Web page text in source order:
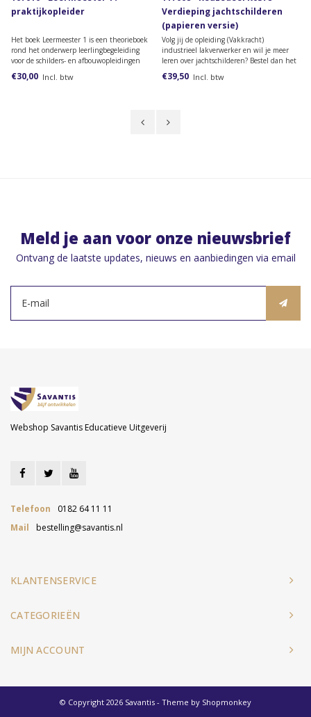
praktijkopleider
Het boek Leermeester 1 is een theorieboek
rond het onderwerp leerlingbegeleiding
voor de schilders- en afbouwopleidingen
€30,00 Incl. btw
Verdieping jachtschilderen
(papieren versie)
Volg jij de opleiding (Vakkracht)
industrieel lakverwerker en wil je meer
leren over jachtschilderen? Bestel dan het
Verdieping jachtschilderen.
€39,50 Incl. btw
Meld je aan voor onze nieuwsbrief
Ontvang de laatste updates, nieuws en aanbiedingen via email
Webshop Savantis Educatieve Uitgeverij
Telefoon
0182 64 11 11
Mail
bestelling@savantis.nl
KLANTENSERVICE
CATEGORIEËN
MIJN ACCOUNT
© Copyright 2026 Savantis - Theme by Shopmonkey